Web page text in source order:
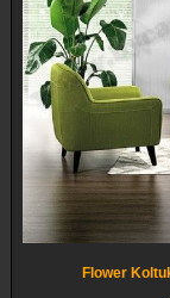
Flower